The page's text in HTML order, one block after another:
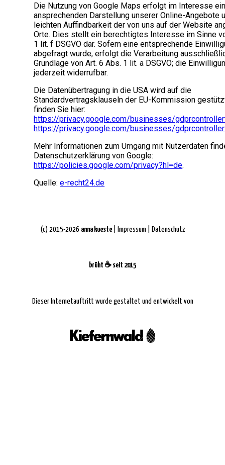
Die Nutzung von Google Maps erfolgt im Interesse
ansprechenden Darstellung unserer Online-Angebote
leichten Auffindbarkeit der von uns auf der Website
Orte. Dies stellt ein berechtigtes Interesse im Sinne
1 lit. f DSGVO dar. Sofern eine entsprechende
abgefragt wurde, erfolgt die Verarbeitung
Grundlage von Art. 6 Abs. 1 lit. a DSGVO; die
jederzeit widerrufbar.
Die Datenübertragung in die USA wird auf die
Standardvertragsklauseln der EU-Kommission
finden Sie hier:
https://privacy.google.com/businesses/
https://privacy.google.com/businesses/
Mehr Informationen zum Umgang mit Nutzerdaten
Datenschutzerklärung von Google:
https://policies.google.com/privacy?hl=de.
Quelle:e-recht24.de
(c) 2015-2026 anna kueste| Impressum| Datenschutz
brüht ☕️ seit 2015
Dieser Internetauftritt wurde gestaltet und entwickelt von